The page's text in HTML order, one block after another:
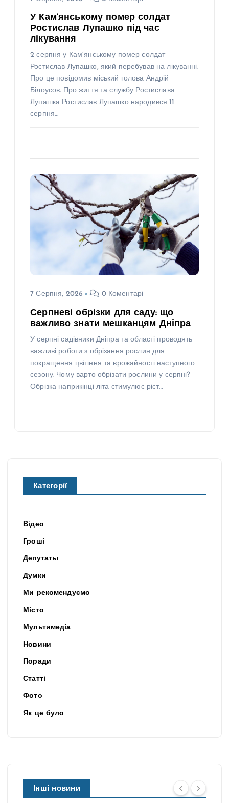
У Кам’янському помер солдат
Ростислав Лупашко під час
лікування
2 серпня у Кам’янському помер солдат
Ростислав Лупашко, який перебував на лікуванні.
Про це повідомив міський голова Андрій
Білоусов. Про життя та службу Ростислава
Лупашка Ростислав Лупашко народився 11
серпня…
7 Серпня, 2026 0 Коментарі
Серпневі обрізки для саду: що
важливо знати мешканцям Дніпра
У серпні садівники Дніпра та області проводять
важливі роботи з обрізання рослин для
покращення цвітіння та врожайності наступного
сезону. Чому варто обрізати рослини у серпні?
Обрізка наприкінці літа стимулює ріст…
Категорії
Відео
Гроші
Депутаты
Думки
Ми рекомендуємо
Місто
Мультимедіа
Новини
Поради
Статті
Фото
Як це було
Інші новини